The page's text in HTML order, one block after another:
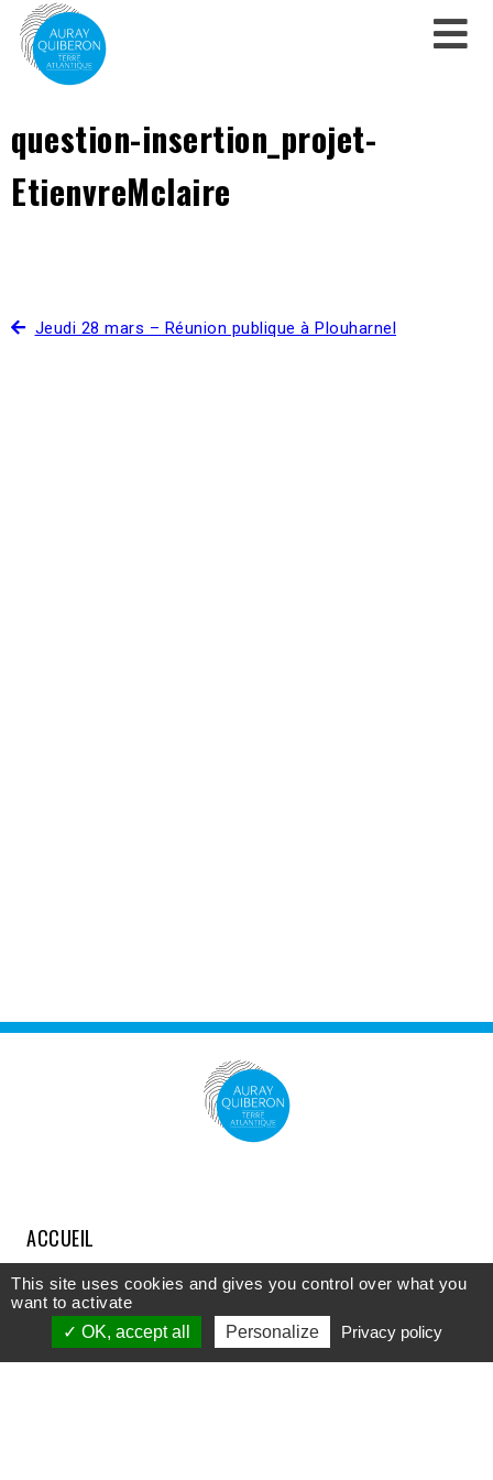
question-insertion_projet-
EtienvreMclaire
Jeudi 28 mars – Réunion publique à Plouharnel
ACCUEIL
COMPRENDRE
DÉCOUVRIR
This site uses cookies and gives you control over what you
want to activate
OK, accept all
Personalize Privacy policy